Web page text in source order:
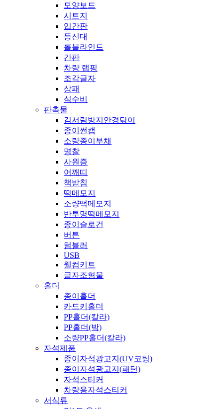
모양보드
시트지
입간판
등신대
롤블라인드
간판
차량 랩핑
조각글자
상패
식수비
판촉물
김서림방지안경닦이
종이썬캡
소량종이부채
명찰
사원증
어깨띠
책받침
떡메모지
소량떡메모지
반투명떡메모지
종이슬로건
버튼
텀블러
USB
웰컴키트
글자조형물
홀더
종이홀더
카드키홀더
PP홀더(칼라)
PP홀더(박)
소량PP홀더(칼라)
자석제품
종이자석광고지(UV코팅)
종이자석광고지(패턴)
자석스티커
차량용자석스티커
서식류